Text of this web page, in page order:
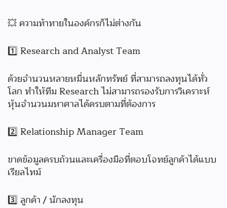
💥 ความท้าทายในองค์กรก็ไม่ต่างกัน
1️⃣ Research and Analyst Team
ด้วยจำนวนหลายหมื่นหลักทรัพย์ ที่สามารถลงทุนได้ทั่ว
โลก ทำให้ทีม Research ไม่สามารถรองรับการวิเคราะห์
หุ้นจำนวนมหาศาลได้ครบตามที่ต้องการ
2️⃣ Relationship Manager Team
ขาดข้อมูลครบถ้วนและเครื่องมือที่ตอบโจทย์ลูกค้าได้แบบ
เรียลไทม์
3️⃣ ลูกค้า / นักลงทุน